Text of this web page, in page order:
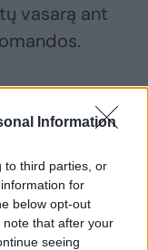
Information
to third parties, or
for
below opt-out
that after your
seeing
vasarą ant
sidabro
20-
20-metės
rinktinė
17-